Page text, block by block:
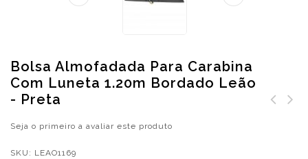
Bolsa Almofadada Para Carabina
Com Luneta 1.20m Bordado Leão
- Preta
Seja o primeiro a avaliar este produto
SKU: LEAO1169